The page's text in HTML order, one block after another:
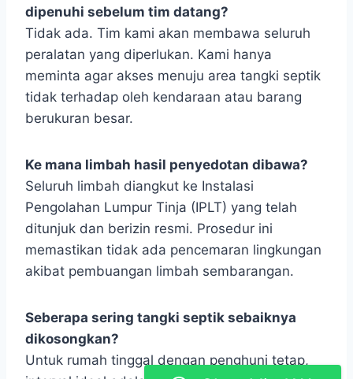
dipenuhi sebelum tim datang?
Tidak ada. Tim kami akan membawa seluruh
peralatan yang diperlukan. Kami hanya
meminta agar akses menuju area tangki septik
tidak terhadap oleh kendaraan atau barang
berukuran besar.
Ke mana limbah hasil penyedotan dibawa?
Seluruh limbah diangkut ke Instalasi
Pengolahan Lumpur Tinja (IPLT) yang telah
ditunjuk dan berizin resmi. Prosedur ini
memastikan tidak ada pencemaran lingkungan
akibat pembuangan limbah sembarangan.
Seberapa sering tangki septik sebaiknya
dikosongkan?
Untuk rumah tinggal dengan penghuni tetap,